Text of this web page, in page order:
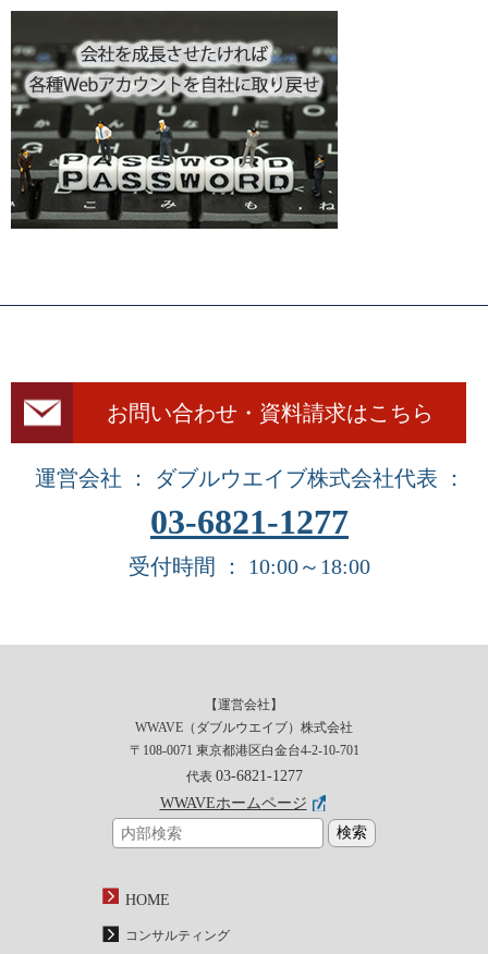
お問い合わせ・資料請求はこちら
運営会社 ： ダブルウエイブ株式会社代表 ：
03-6821-1277
受付時間 ： 10:00～18:00
【運営会社】
WWAVE（ダブルウエイブ）株式会社
〒108-0071 東京都港区白金台4-2-10-701
代表 03-6821-1277
WWAVEホームページ
HOME
コンサルティング